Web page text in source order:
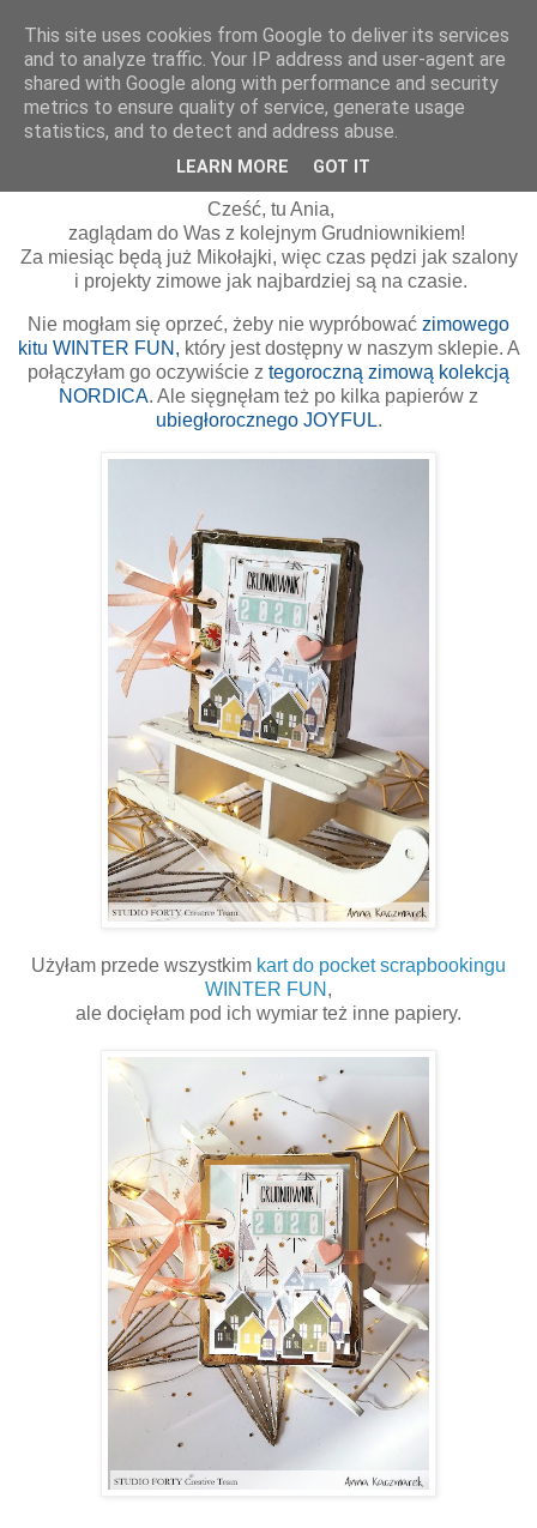
piątek, 6 listopada 2020
Zapiski w grudniu | Anna Kaczmarek
Cześć, tu Ania,
zaglądam do Was z kolejnym Grudniownikiem!
Za miesiąc będą już Mikołajki, więc czas pędzi jak szalony
i projekty zimowe jak najbardziej są na czasie.
Nie mogłam się oprzeć, żeby nie wypróbować zimowego
kitu WINTER FUN, który jest dostępny w naszym sklepie. A
połączyłam go oczywiście z tegoroczną zimową kolekcją
NORDICA. Ale sięgnęłam też po kilka papierów z
ubiegłorocznego JOYFUL.
Użyłam przede wszystkim kart do pocket scrapbookingu
WINTER FUN ,
ale docięłam pod ich wymiar też inne papiery.
This site uses cookies from Google to deliver its services
and to analyze traffic. Your IP address and user-agent are
shared with Google along with performance and security
metrics to ensure quality of service, generate usage
statistics, and to detect and address abuse.
LEARN MORE GOT IT